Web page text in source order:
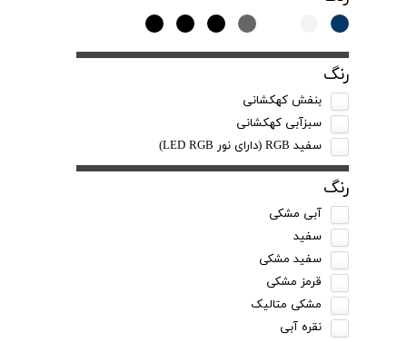
رنگ
بنفش کهکشانی
سبزآبی کهکشانی
سفید RGB (دارای نور LED RGB)
رنگ
آبی مشکی
سفید
سفید مشکی
قرمز مشکی
مشکی متالیک
نقره آبی